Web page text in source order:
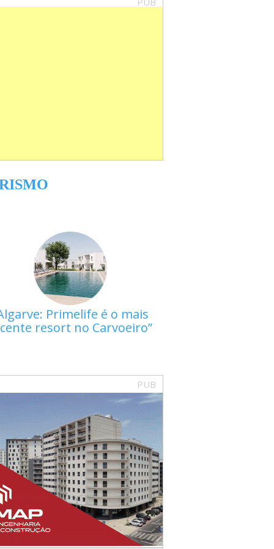
Primelife é o mais
resort no Carvoeiro
PUB